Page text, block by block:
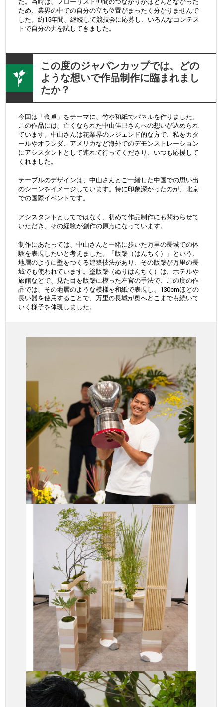
た。当時は、フローリスト仲間のつながりがほとんどなかった
ため、業界の中での自分の立ち位置がまったく分かりませんで
した。約15年間、継続して競技会に応募し、いろんなコンテス
トで自分の力を試してきました。
この度のジャパンカップでは、どの
ような想いで作品制作に臨まれまし
たか？
今回は「食卓」をテーマに、竹や和紙でパネルを作りました。
この作品には、亡くなられた中山佳巳さんへの想いが込められ
ています。中山さんは花業界のレジェンド的な方で、私をカタ
ールやオランダ、アメリカなど海外でのデモンストレーション
にアシスタントとして連れて行ってくださり、いつも応援して
くれました。
テーブルのデザインは、中山さんとご一緒した中国での思い出
のシーンをイメージしています。特に印象深かったのが、北京
での国際イベントです。
アシスタントとしてではなく、初めて作品制作にも関わらせて
いただき、その経験が創作の原点になっています。
制作にあたっては、中山さんと一緒に歩いた万里の長城での体
験を表現したいと考えました。「版築（はんちく）」という、
地層のように壁をつくる建築技法があり、その版築が万里の長
城でも使われています。塗版築（ぬりはんちく）は、ホテルや
旅館などで、見た目を版築に模った左官の手法で、この度の作
品では、その地層のような模様を和紙で表現し、130cmほどの
長い器を使用することで、万里の長城が奥へどこまでも続いて
いく様子を体現しました。